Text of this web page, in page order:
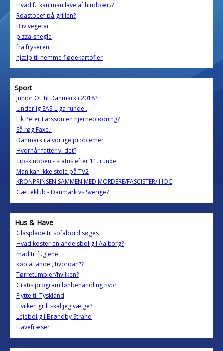
Hvad f.. kan man lave af hindbær??
Roastbeef på grillen?
Bliv vegetar.
pizza-snegle
fra fryseren
hjælp til nemme flødekartofler
Sport
Junior OL til Danmark i 2018?
Underlig SAS-Liga runde..
Fik Peter Larsson en hjerneblødning?
Så røg Faxe.!
Danmark i alvorlige problemer
Hvornår fatter vi det?
Tipsklubben - status efter 11. runde
Man kan ikke stole på TV2
KRONPRINSEN SAMMEN MED MORDERE/FASCISTER/ I IOC
Gætteklub - Danmark vs Sverige?
Hus & Have
Glasplade til sofabord søges
Hvad koster en andelsbolig I Aalborg?
mad til fuglene.
køb af andel, hvordan??
Tørretumbler/hvilken?
Gratis program lønbehandling hvor
Flytte til Tyskland
Hvilken grill skal jeg vælge?
Lejebolig i Brøndby Strand
Havefræser